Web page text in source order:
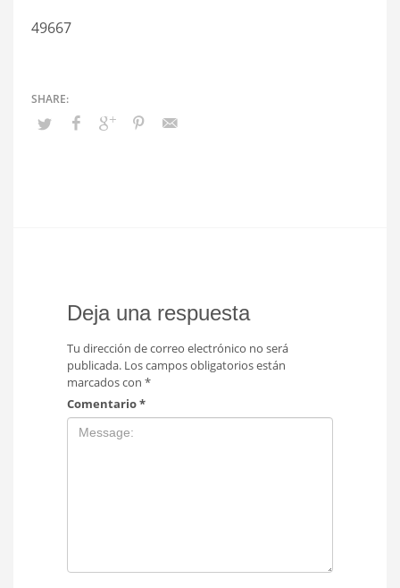
49667
Deja una respuesta
Tu dirección de correo electrónico no será
publicada. Los campos obligatorios están
marcados con *
Comentario*